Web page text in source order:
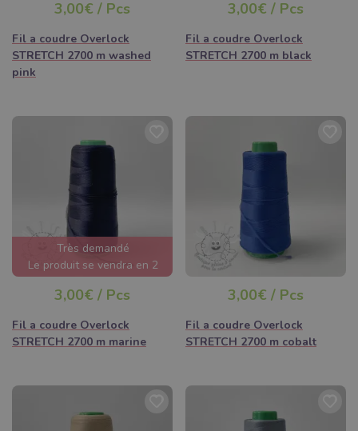
Pince coupante sur la peau et tcr.
POURQUOI LA MERCERIE EST
SI IMPORTANTE POUR NOUS
Nous nous sommes surtout spécialisés dans la catégorie de la
mercerie, car sans les bons produits Vous n'irez pas loin dans le
domaine de la mode et de la décoration. De plus, Vous trouverez
Votre travail. Et Vous trouverez tout dans notre boutique !
mercerie de la meilleure qualité afin que Votre produit final dure
3,00€ / Pcs
Fil a coudre Overlock
STRETCH 2700 m washed
pink
3,00€ / Pcs
Fil a coudre Overlock
STRETCH 2700 m black
Très demandé
Le produit se vendra en 2
3,00€ / Pcs
Fil a coudre Overlock
STRETCH 2700 m marine
3,00€ / Pcs
Fil a coudre Overlock
STRETCH 2700 m cobalt